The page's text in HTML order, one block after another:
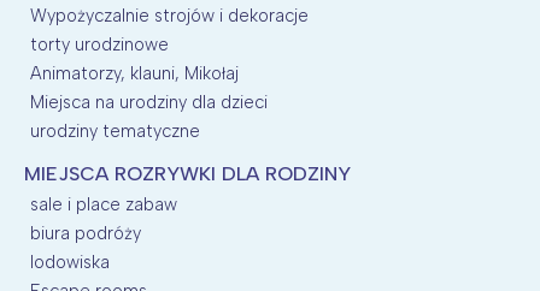
Wypożyczalnie strojów i dekoracje
torty urodzinowe
Animatorzy, klauni, Mikołaj
Miejsca na urodziny dla dzieci
urodziny tematyczne
MIEJSCA ROZRYWKI DLA RODZINY
sale i place zabaw
biura podróży
lodowiska